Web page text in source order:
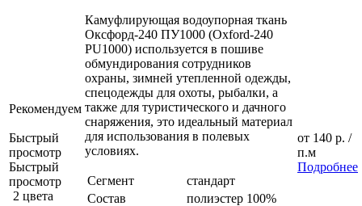
Рекомендуем
Быстрый
просмотр
Быстрый
просмотр
2 цвета
Камуфлирующая водоупорная ткань
Оксфорд-240 ПУ1000 (Oxford-240
PU1000) используется в пошиве
обмундирования сотрудников
охраны, зимней утепленной одежды,
спецодежды для охоты, рыбалки, а
также для туристического и дачного
снаряжения, это идеальный материал
для использования в полевых
условиях.
Сегмент
стандарт
Состав
полиэстер 100%
от 140 р. /
п.м
Подробнее